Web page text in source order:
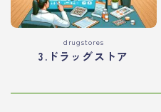
drugstores
3.ドラッグストア